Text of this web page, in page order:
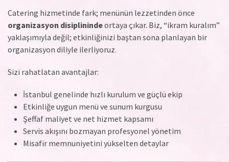
Catering hizmetinde fark; menünün lezzetinden önce
organizasyon disiplinindeortaya çıkar. Biz, “ikram kuralım”
yaklaşımıyla değil; etkinliğinizi baştan sona planlayan bir
organizasyon diliyle ilerliyoruz.
Sizi rahatlatan avantajlar:
İstanbul genelinde hızlı kurulum ve güçlü ekip
Etkinliğe uygun menü ve sunum kurgusu
Şeffaf maliyet ve net hizmet kapsamı
Servis akışını bozmayan profesyonel yönetim
Misafir memnuniyetini yükselten detaylar